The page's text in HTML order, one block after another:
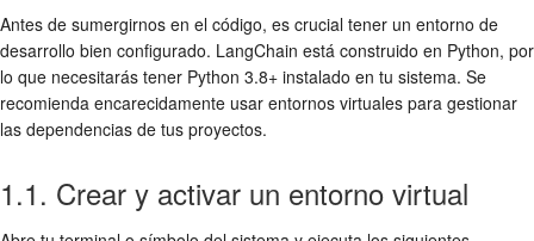
Antes de sumergirnos en el código, es crucial tener un entorno de
desarrollo bien configurado. LangChain está construido en Python, por
lo que necesitarás tener Python 3.8+ instalado en tu sistema. Se
recomienda encarecidamente usar entornos virtuales para gestionar
las dependencias de tus proyectos.
1.1. Crear y activar un entorno virtual